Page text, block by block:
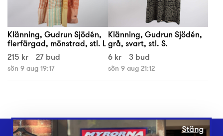
Klänning, Gudrun Sjödén,
flerfärgad, mönstrad, stl. L
215 kr
27 bud
sön 9 aug 19:17
Klänning, Gudrun Sjödén,
grå, svart, stl. S.
6 kr
3 bud
sön 9 aug 21:12
Stäng